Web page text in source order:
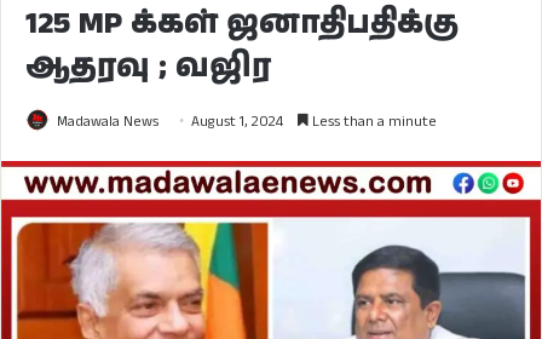
125 MP க்கள் ஜனாதிபதிக்கு
ஆதரவு ; வஜிர
Madawala News August 1, 2024 Less than a minute